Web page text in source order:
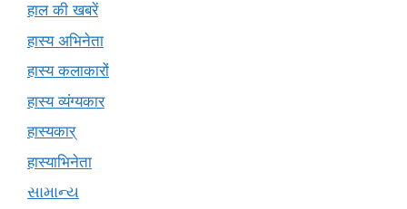
हाल की खबरें
हास्य अभिनेता
हास्य कलाकारों
हास्य व्यंग्यकार
हास्यकार्
हास्याभिनेता
સામાન્ય